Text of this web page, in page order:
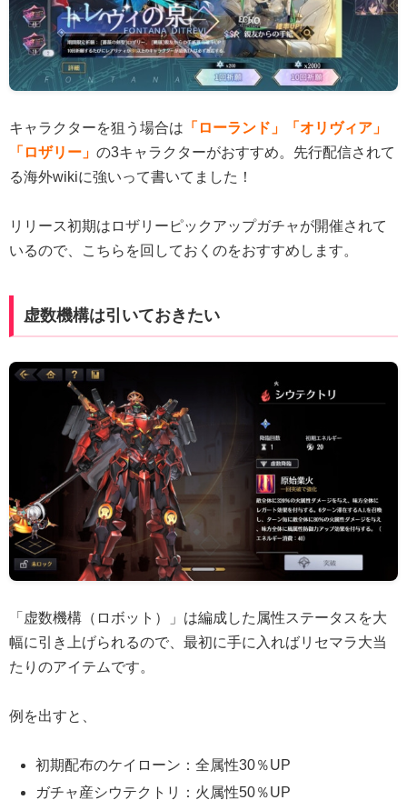
キャラクターを狙う場合は 「ローランド」「オリヴィア」
「ロザリー」 の3キャラクターがおすすめ。先行配信されて
る海外wikiに強いって書いてました！
リリース初期はロザリーピックアップガチャが開催されて
いるので、こちらを回しておくのをおすすめします。
虚数機構は引いておきたい
「虚数機構（ロボット）」は編成した属性ステータスを大
幅に引き上げられるので、最初に手に入ればリセマラ大当
たりのアイテムです。
例を出すと、
初期配布のケイローン：全属性30％UP
ガチャ産シウテクトリ：火属性50％UP